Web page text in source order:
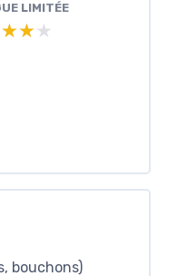
LIMITÉE
bouchons)